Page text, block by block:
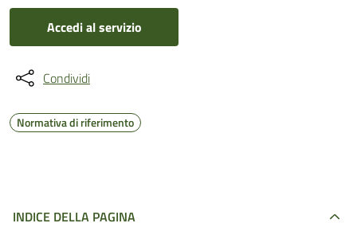
Accedi al servizio
Condividi
Normativa di riferimento
INDICE DELLA PAGINA